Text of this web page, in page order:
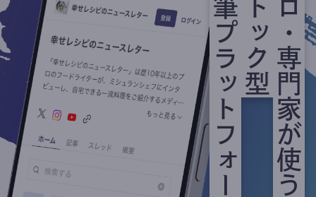
プロ・専門家が使う
ストック型
執筆プラットフォーム